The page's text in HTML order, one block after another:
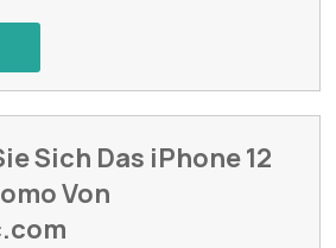
Sich Das iPhone 12
Von